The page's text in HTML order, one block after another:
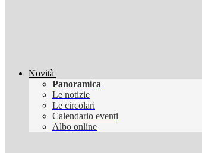
Novità
Panoramica
Le notizie
Le circolari
Calendario eventi
Albo online